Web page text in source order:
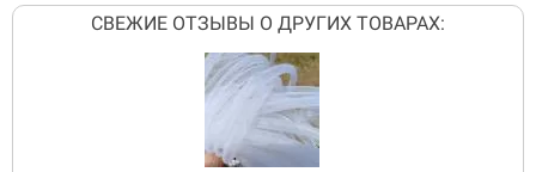
СВЕЖИЕ ОТЗЫВЫ О ДРУГИХ ТОВАРАХ: